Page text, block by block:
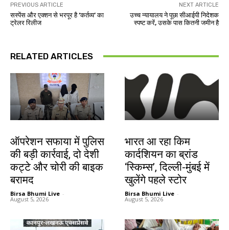
PREVIOUS ARTICLE
सस्पेंस और एक्शन से भरपूर है ‘कर्तव्य’ का
ट्रेलर रिलीज
NEXT ARTICLE
उच्च न्यायालय ने पूछा सीआईपी निदेशक
स्पष्ट करें, उसके पास कितनी जमीन है
RELATED ARTICLES
ऑपरेशन सफाया में पुलिस
की बड़ी कार्रवाई, दो देशी
कट्टे और चोरी की बाइक
बरामद
Birsa Bhumi Live -
August 5, 2026
भारत आ रहा किम
कार्दशियन का ब्रांड
‘स्किम्स’, दिल्ली-मुंबई में
खुलेंगे पहले स्टोर
Birsa Bhumi Live -
August 5, 2026